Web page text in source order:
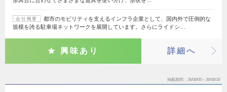
会社概要
都市のモビリティを支えるインフラ企業として、国内外で圧倒的な
規模を誇る駐車場ネットワークを展開しています。さらにライドシ…
興味あり 詳細へ
掲載期間 26/08/05～26/08/18